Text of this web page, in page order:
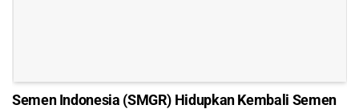
Semen Indonesia (SMGR) Hidupkan Kembali Semen